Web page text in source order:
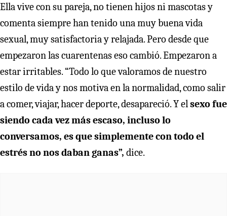
Ella vive con su pareja, no tienen hijos ni mascotas y
comenta siempre han tenido una muy buena vida
sexual, muy satisfactoria y relajada. Pero desde que
empezaron las cuarentenas eso cambió. Empezaron a
estar irritables. “Todo lo que valoramos de nuestro
estilo de vida y nos motiva en la normalidad, como salir
a comer, viajar, hacer deporte, desapareció. Y elsexo fue
siendo cada vez más escaso, incluso lo
conversamos, es que simplemente con todo el
estrés no nos daban ganas”, dice.